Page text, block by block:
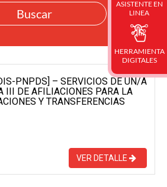
PNPDS] – SERVICIOS DE UN/A
III DE AFILIACIONES PARA LA
Y TRANSFERENCIAS
VER DETALLE
ASISTENTE EN
LINEA
HERRAMIENTA
DIGITALES